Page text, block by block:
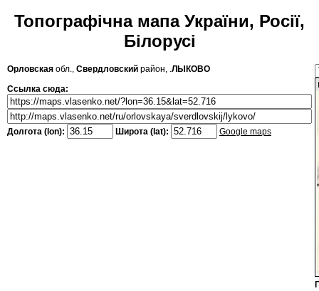
Топографічна мапа України, Росії,
Білорусі
Орловская обл., Свердловский район, .ЛЫКОВО
Ссылка сюда:
Долгота (lon): Широта (lat): Google maps